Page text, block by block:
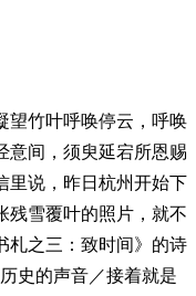
望竹叶呼唤停云，呼唤
意间，须臾延宕所恩赐
里说，昨日杭州开始下
残雪覆叶的照片，就不
札之三：致时间》的诗
史的声音／接着就是